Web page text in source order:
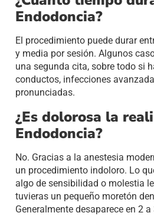
Endodoncia?
El procedimiento puede durar
y media por sesión. Algunos
una segunda cita, sobre todo si
conductos, infecciones
pronunciadas.
¿Es dolorosa la
Endodoncia?
No. Gracias a la anestesia
un procedimiento indoloro. Lo
algo de sensibilidad o molestia
tuvieras un pequeño moretón
Generalmente desaparece en 2 a